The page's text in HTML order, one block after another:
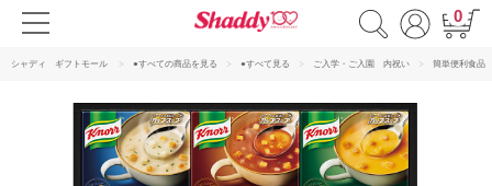
0
シャディ ギフトモール ●すべての商品を見る ●すべて見る ご入学・ご入園 内祝い 簡単便利食品